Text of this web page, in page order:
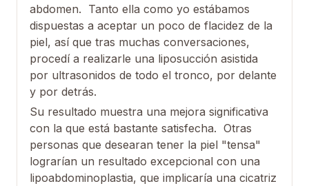
abdomen. Tanto ella como yo estábamos
dispuestas a aceptar un poco de flacidez de la
piel, así que tras muchas conversaciones,
procedí a realizarle una liposucción asistida
por ultrasonidos de todo el tronco, por delante
y por detrás.
Su resultado muestra una mejora significativa
con la que está bastante satisfecha. Otras
personas que desearan tener la piel "tensa"
lograrían un resultado excepcional con una
lipoabdominoplastia, que implicaría una cicatriz